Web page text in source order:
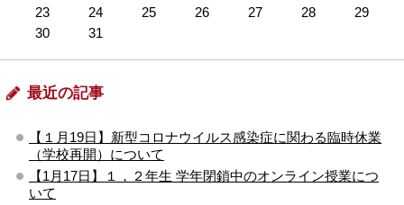
23
24 25 26 27 28
29
30
31
最近の記事
【１月19日】新型コロナウイルス感染症に関わる臨時休業
（学校再開）について
【1月17日】１，２年生 学年閉鎖中のオンライン授業につ
いて